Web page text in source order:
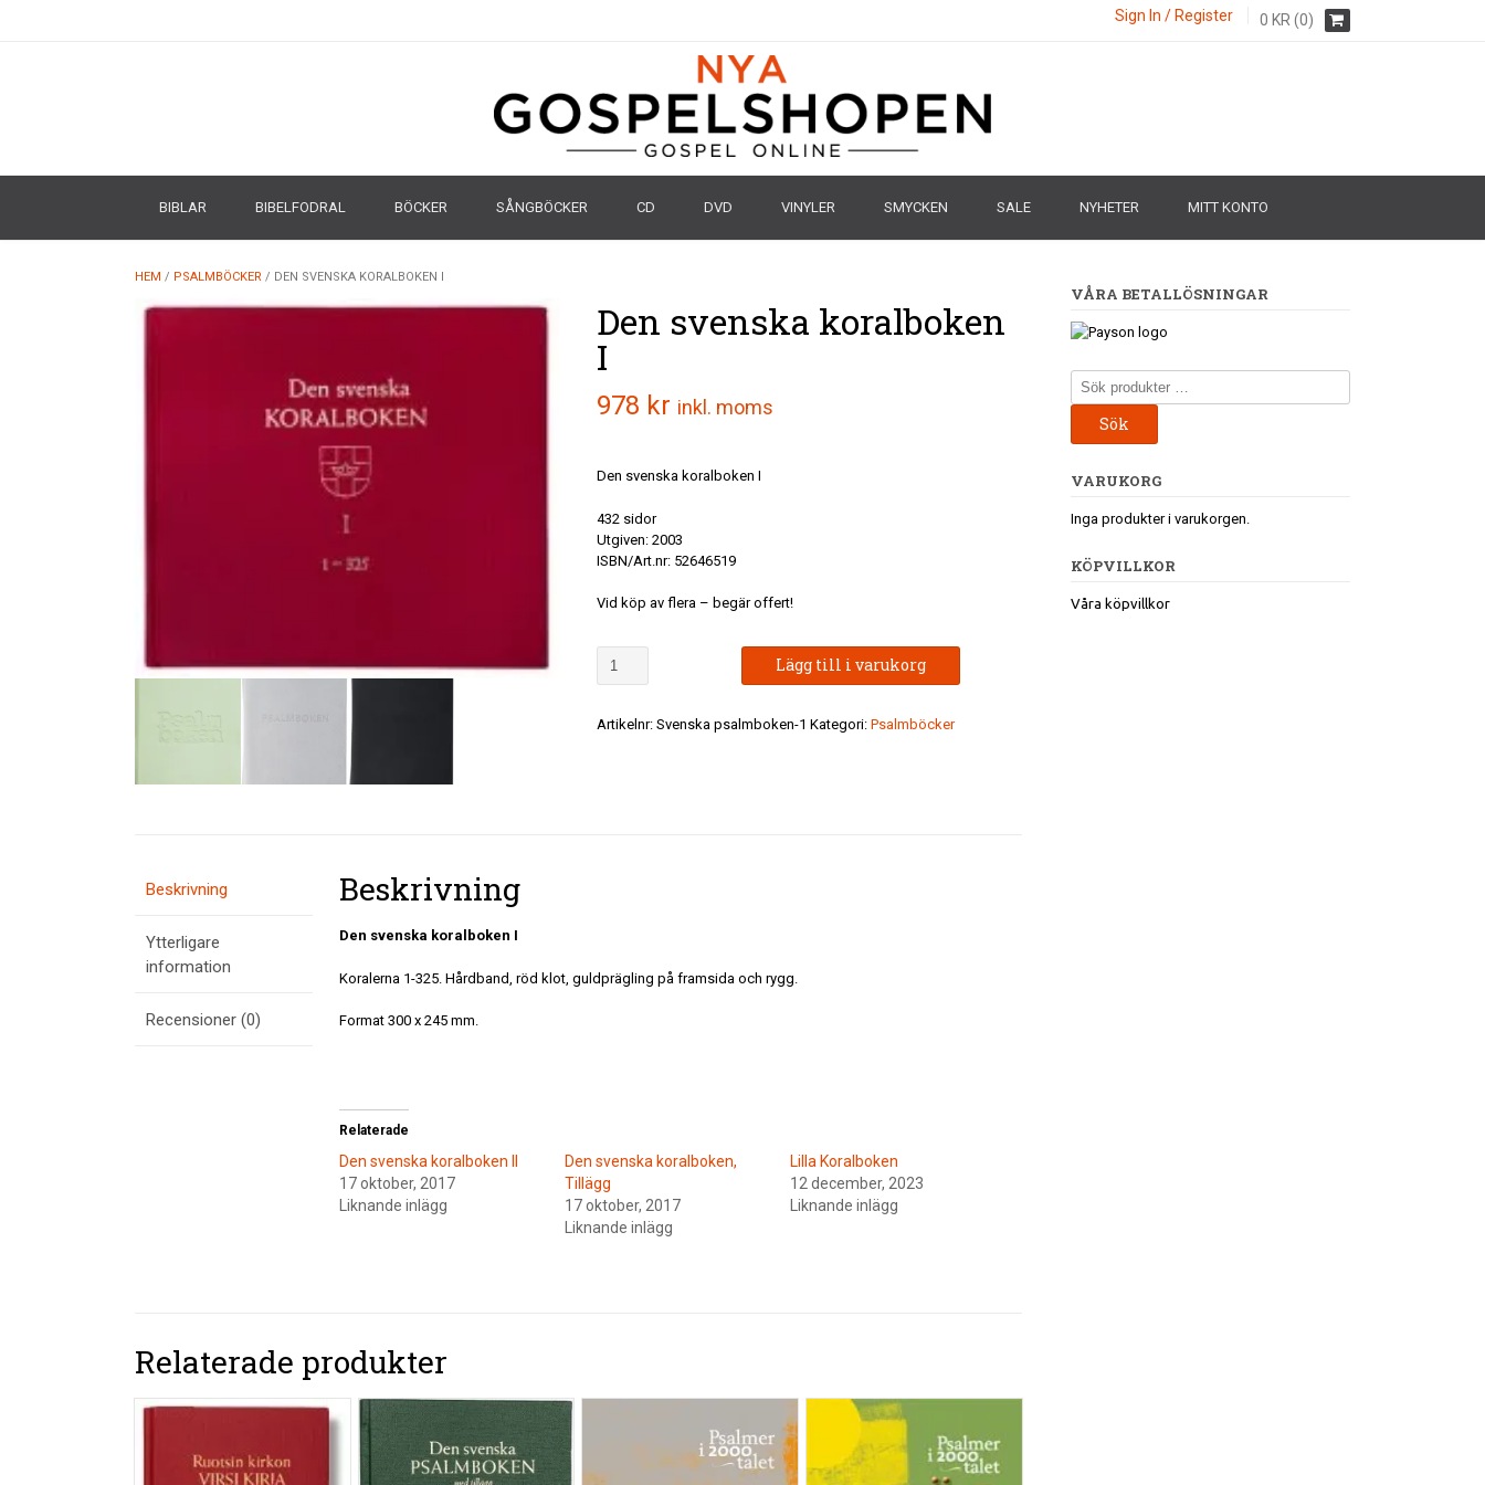
Sign In / Register 0 KR (0)
BIBLAR BIBELFODRAL BÖCKER SÅNGBÖCKER CD DVD VINYLER SMYCKEN SALE NYHETER MITT KONTO
HEM / PSALMBÖCKER / DEN SVENSKA KORALBOKEN I
Den svenska koralboken
I
978 kr inkl. moms
Den svenska koralboken I
432 sidor
Utgiven: 2003
ISBN/Art.nr: 52646519
Vid köp av flera – begär offert!
Den
Lägg till i varukorg
Artikelnr: Svenska psalmboken-1 Kategori: Psalmböcker
Beskrivning
Ytterligare
information
Recensioner (0)
Beskrivning
Den svenska koralboken I
Koralerna 1-325. Hårdband, röd klot, guldprägling på framsida och rygg.
Format 300 x 245 mm.
Relaterade
Den svenska koralboken II
17 oktober, 2017
Liknande inlägg
Den svenska koralboken,
Tillägg
17 oktober, 2017
Liknande inlägg
Lilla Koralboken
12 december, 2023
Liknande inlägg
Relaterade produkter
VÅRA BETALLÖSNINGAR
Sök
efter:
Sök
VARUKORG
Inga produkter i varukorgen.
KÖPVILLKOR
Våra köpvillkor